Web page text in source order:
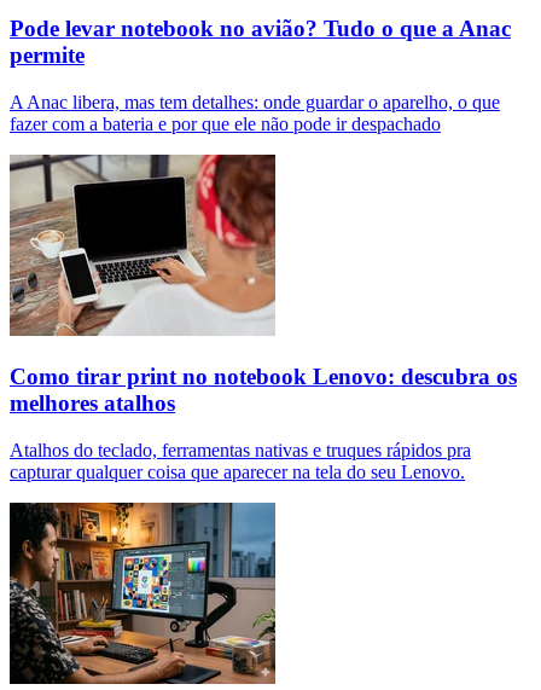
Pode levar notebook no avião? Tudo o que a Anac
permite
A Anac libera, mas tem detalhes: onde guardar o aparelho, o que
fazer com a bateria e por que ele não pode ir despachado
Como tirar print no notebook Lenovo: descubra os
melhores atalhos
Atalhos do teclado, ferramentas nativas e truques rápidos pra
capturar qualquer coisa que aparecer na tela do seu Lenovo.